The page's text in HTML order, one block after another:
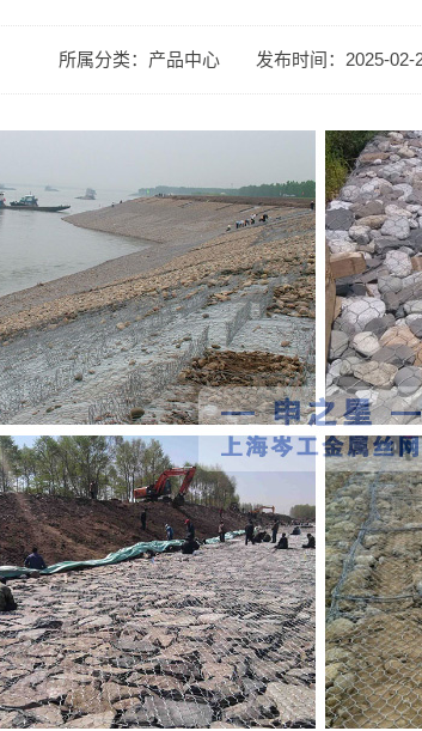
所属分类：产品中心 发布时间：2025-02-